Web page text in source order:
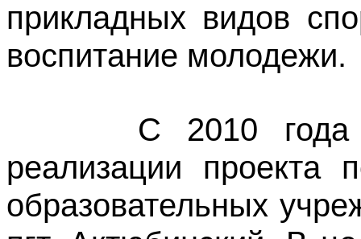
прикладных видов
воспитание молодежи.
С 2010 года
реализации проекта
образовательных